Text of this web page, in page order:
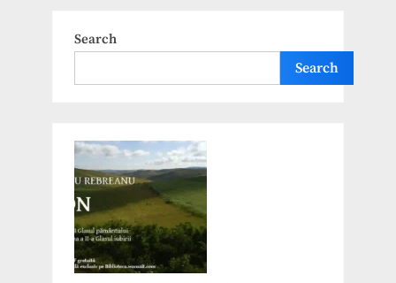
Search
Search